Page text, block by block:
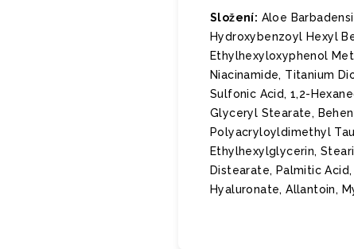
Složení: Aloe
Hydroxybenzoyl Hexyl
Ethylhexyloxyphenol
Niacinamide, Titanium
Sulfonic Acid, 1,2-
Glyceryl Stearate,
Polyacryloyldimethyl
Ethylhexylglycerin,
Distearate, Palmitic Acid,
Hyaluronate, Allantoin,